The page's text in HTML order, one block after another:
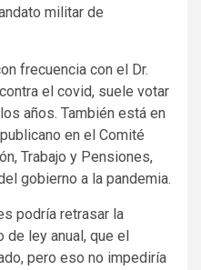
militar de
frecuencia con el Dr.
el covid, suele votar
años. También está en
en el Comité
Trabajo y Pensiones,
gobierno a la pandemia.
podría retrasar la
de ley anual, que el
pero eso no impediría